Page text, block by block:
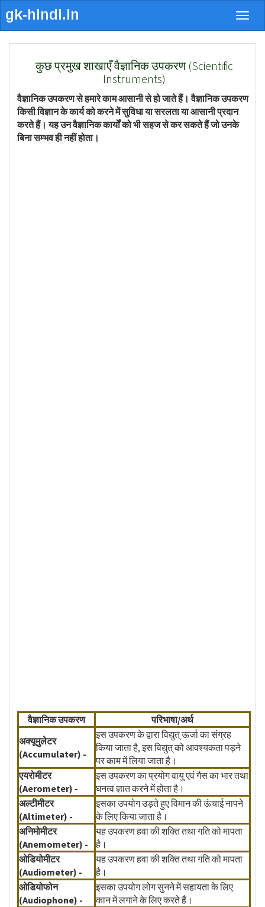
कुछ प्रमुख शाखाएँ वैज्ञानिक उपकरण (Scientific
Instruments)
वैज्ञानिक उपकरण से हमारे काम आसानी से हो जाते हैं। वैज्ञानिक उपकरण
किसी विज्ञान के कार्य को करने में सुविधा या सरलता या आसानी प्रदान
करते हैं। यह उन वैज्ञानिक कार्यों को भी सहज से कर सकते हैं जो उनके
बिना सम्भव ही नहीं होता।
वैज्ञानिक उपकरण
परिभाषा/अर्थ
अक्यूमुलेटर
(Accumulater) -
इस उपकरण के द्वारा विद्युत् ऊर्जा का संग्रह
किया जाता है, इस विद्युत् को आवश्यकता पड़ने
पर काम में लिया जाता है।
एयरोमीटर
(Aerometer) -
इस उपकरण का प्रयोग वायु एवं गैस का भार तथा
घनत्व ज्ञात करने में होता है।
अल्टीमीटर
(Altimeter) -
इसका उपयोग उड़ते हुए विमान की ऊंचाई नापने
के लिए किया जाता है।
अनिमोमीटर
(Anemometer) -
यह उपकरण हवा की शक्ति तथा गति को मापता
है।
ओडियोमीटर
(Audiometer) -
यह उपकरण हवा की शक्ति तथा गति को मापता
है।
ओडियोफोन
(Audiophone) -
इसका उपयोग लोग सुनने में सहायता के लिए
कान में लगाने के लिए करते हैं।